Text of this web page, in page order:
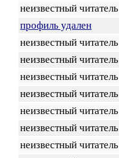
неизвестный читатель
профиль удален
неизвестный читатель
неизвестный читатель
неизвестный читатель
неизвестный читатель
неизвестный читатель
неизвестный читатель
неизвестный читатель